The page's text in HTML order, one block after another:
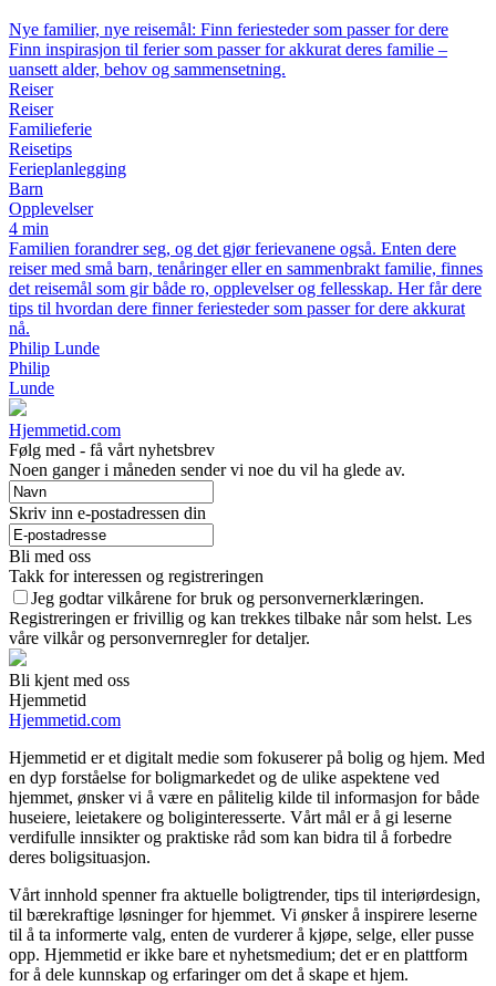
Nye familier, nye reisemål: Finn feriesteder som passer for dere
Finn inspirasjon til ferier som passer for akkurat deres familie –
uansett alder, behov og sammensetning.
Reiser
Reiser
Familieferie
Reisetips
Ferieplanlegging
Barn
Opplevelser
4 min
Familien forandrer seg, og det gjør ferievanene også. Enten dere
reiser med små barn, tenåringer eller en sammenbrakt familie, finnes
det reisemål som gir både ro, opplevelser og fellesskap. Her får dere
tips til hvordan dere finner feriesteder som passer for dere akkurat
nå.
Philip Lunde
Philip
Lunde
Hjemmetid.com
Følg med - få vårt nyhetsbrev
Noen ganger i måneden sender vi noe du vil ha glede av.
Skriv inn e-postadressen din
Bli med oss
Takk for interessen og registreringen
Jeg godtar vilkårene for bruk og personvernerklæringen.
Registreringen er frivillig og kan trekkes tilbake når som helst. Les
våre vilkår og personvernregler for detaljer.
Bli kjent med oss
Hjemmetid
Hjemmetid.com
Hjemmetid er et digitalt medie som fokuserer på bolig og hjem. Med
en dyp forståelse for boligmarkedet og de ulike aspektene ved
hjemmet, ønsker vi å være en pålitelig kilde til informasjon for både
huseiere, leietakere og boliginteresserte. Vårt mål er å gi leserne
verdifulle innsikter og praktiske råd som kan bidra til å forbedre
deres boligsituasjon.
Vårt innhold spenner fra aktuelle boligtrender, tips til interiørdesign,
til bærekraftige løsninger for hjemmet. Vi ønsker å inspirere leserne
til å ta informerte valg, enten de vurderer å kjøpe, selge, eller pusse
opp. Hjemmetid er ikke bare et nyhetsmedium; det er en plattform
for å dele kunnskap og erfaringer om det å skape et hjem.